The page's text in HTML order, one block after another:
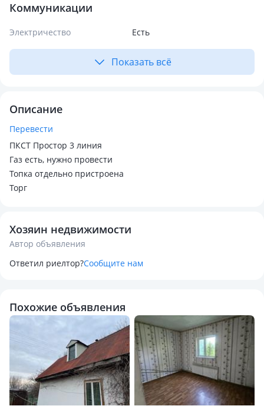
Коммуникации
Электричество Есть
Показать всё
Описание
Перевести
ПКСТ Простор 3 линия
Газ есть, нужно провести
Топка отдельно пристроена
Торг
Хозяин недвижимости
Автор объявления
Ответил риелтор?Сообщите нам
Похожие объявления